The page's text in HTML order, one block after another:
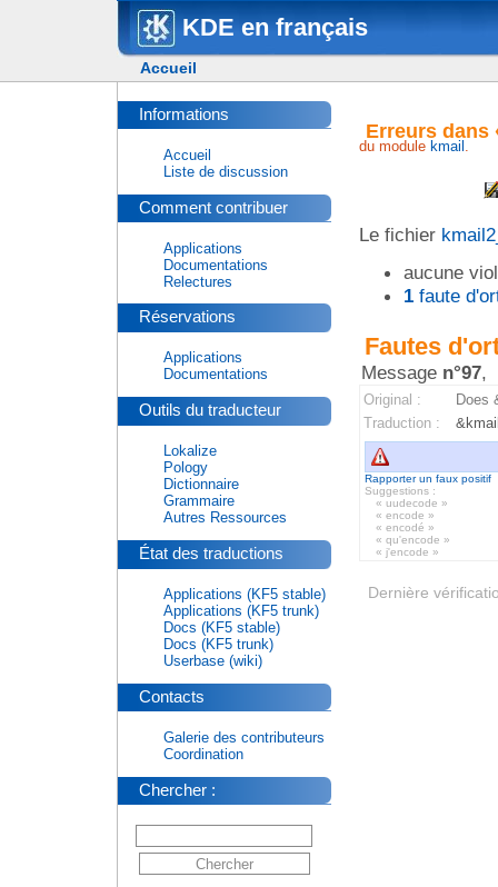
KDE en français
Accueil
Erreurs dans
du module kmail .
Le fichier
aucune
1 faute
Fautes
Message n°97,
Original :
Does
Traduction :
Rapporter un faux positif
Suggestions :
« uudecode »
« encode »
« encodé »
« qu'encode »
« j'encode »
Dernière
Informations
Accueil
Liste de discussion
Comment contribuer
Applications
Documentations
Relectures
Réservations
Applications
Documentations
Outils du traducteur
Lokalize
Pology
Dictionnaire
Grammaire
Autres Ressources
État des traductions
Applications (KF5 stable)
Applications (KF5 trunk)
Docs (KF5 stable)
Docs (KF5 trunk)
Userbase (wiki)
Contacts
Galerie des contributeurs
Coordination
Chercher :